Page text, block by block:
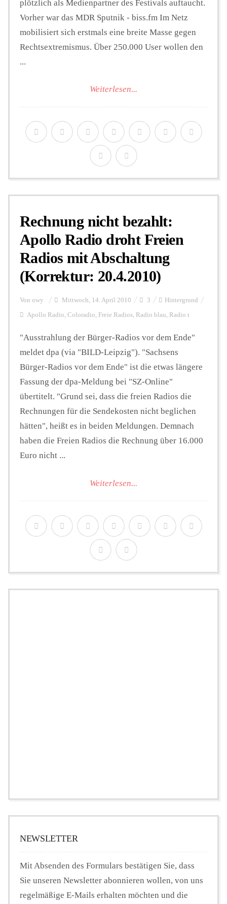
plötzlich als Medienpartner des Festivals auftaucht.
Vorher war das MDR Sputnik - biss.fm Im Netz
mobilisiert sich erstmals eine breite Masse gegen
Rechtsextremismus. Über 250.000 User wollen den
...
Weiterlesen...
Rechnung nicht bezahlt:
Apollo Radio droht Freien
Radios mit Abschaltung
(Korrektur: 20.4.2010)
Von owy Mittwoch, 14. April 2010 3 Hintergrund
Apollo Radio, Coloradio, Freie Radios, Radio blau, Radio t
"Ausstrahlung der Bürger-Radios vor dem Ende"
meldet dpa (via "BILD-Leipzig"). "Sachsens
Bürger-Radios vor dem Ende" ist die etwas längere
Fassung der dpa-Meldung bei "SZ-Online"
übertitelt. "Grund sei, dass die freien Radios die
Rechnungen für die Sendekosten nicht beglichen
hätten", heißt es in beiden Meldungen. Demnach
haben die Freien Radios die Rechnung über 16.000
Euro nicht ...
Weiterlesen...
NEWSLETTER
Mit Absenden des Formulars bestätigen Sie, dass
Sie unseren Newsletter abonnieren wollen, von uns
regelmäßige E-Mails erhalten möchten und die